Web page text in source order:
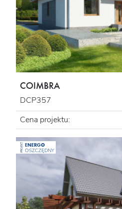
COIMBRA
DCP357
Cena projektu:
PROJEKT ENERGO
OSZCZĘDNY